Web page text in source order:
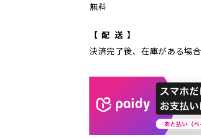
無料
【 配 送 】
決済完了後、在庫がある場